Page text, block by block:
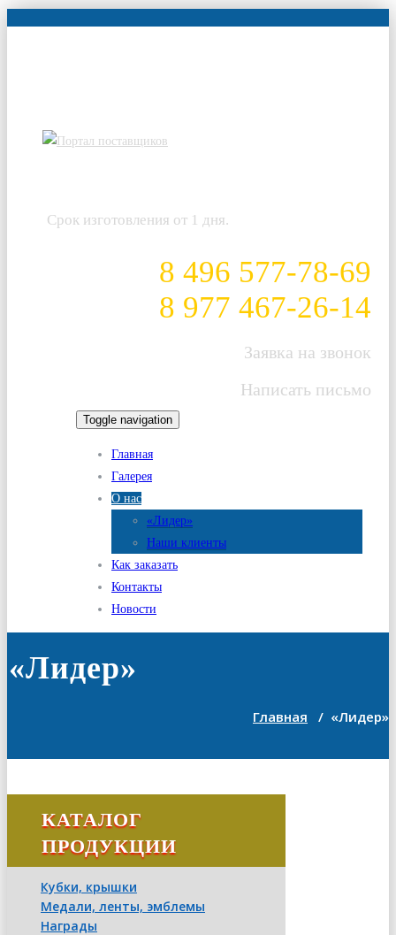
Срок изготовления от 1 дня.
8 496 577-78-69
8 977 467-26-14
Заявка на звонок
Написать письмо
Toggle navigation
Главная
Галерея
О нас
«Лидер»
Наши клиенты
Как заказать
Контакты
Новости
«Лидер»
Главная / «Лидер»
КАТАЛОГ
ПРОДУКЦИИ
Кубки, крышки
Медали, ленты, эмблемы
Награды